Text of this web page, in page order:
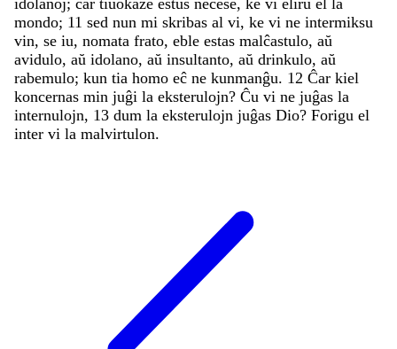
mondo; 11 sed nun mi skribas al vi, ke vi ne intermiksu
vin, se iu, nomata frato, eble estas malĉastulo, aŭ
avidulo, aŭ idolano, aŭ insultanto, aŭ drinkulo, aŭ
rabemulo; kun tia homo eĉ ne kunmanĝu. 12 Ĉar kiel
koncernas min juĝi la eksterulojn? Ĉu vi ne juĝas la
internulojn, 13 dum la eksterulojn juĝas Dio? Forigu el
inter vi la malvirtulon.